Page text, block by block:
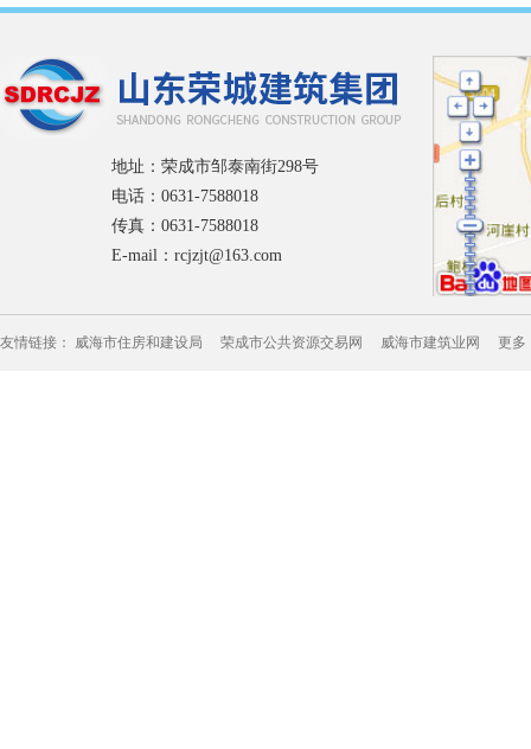
地址：荣成市邹泰南街298号
电话：0631-7588018
传真：0631-7588018
E-mail：rcjzjt@163.com
友情链接： 威海市住房和建设局 荣成市公共资源交易网 威海市建筑业网 更多